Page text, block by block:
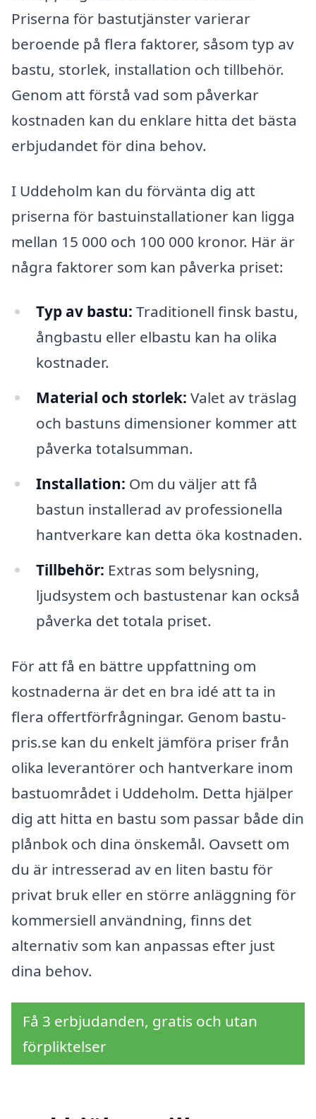
Priserna för bastutjänster varierar
beroende på flera faktorer, såsom typ av
bastu, storlek, installation och tillbehör.
Genom att förstå vad som påverkar
kostnaden kan du enklare hitta det bästa
erbjudandet för dina behov.
I Uddeholm kan du förvänta dig att
priserna för bastuinstallationer kan ligga
mellan 15 000 och 100 000 kronor. Här är
några faktorer som kan påverka priset:
Typ av bastu: Traditionell finsk bastu,
ångbastu eller elbastu kan ha olika
kostnader.
Material och storlek: Valet av träslag
och bastuns dimensioner kommer att
påverka totalsumman.
Installation: Om du väljer att få
bastun installerad av professionella
hantverkare kan detta öka kostnaden.
Tillbehör: Extras som belysning,
ljudsystem och bastustenar kan också
påverka det totala priset.
För att få en bättre uppfattning om
kostnaderna är det en bra idé att ta in
flera offertförfrågningar. Genom bastu-
pris.se kan du enkelt jämföra priser från
olika leverantörer och hantverkare inom
bastuområdet i Uddeholm. Detta hjälper
dig att hitta en bastu som passar både din
plånbok och dina önskemål. Oavsett om
du är intresserad av en liten bastu för
privat bruk eller en större anläggning för
kommersiell användning, finns det
alternativ som kan anpassas efter just
dina behov.
Få 3 erbjudanden, gratis och utan
förpliktelser